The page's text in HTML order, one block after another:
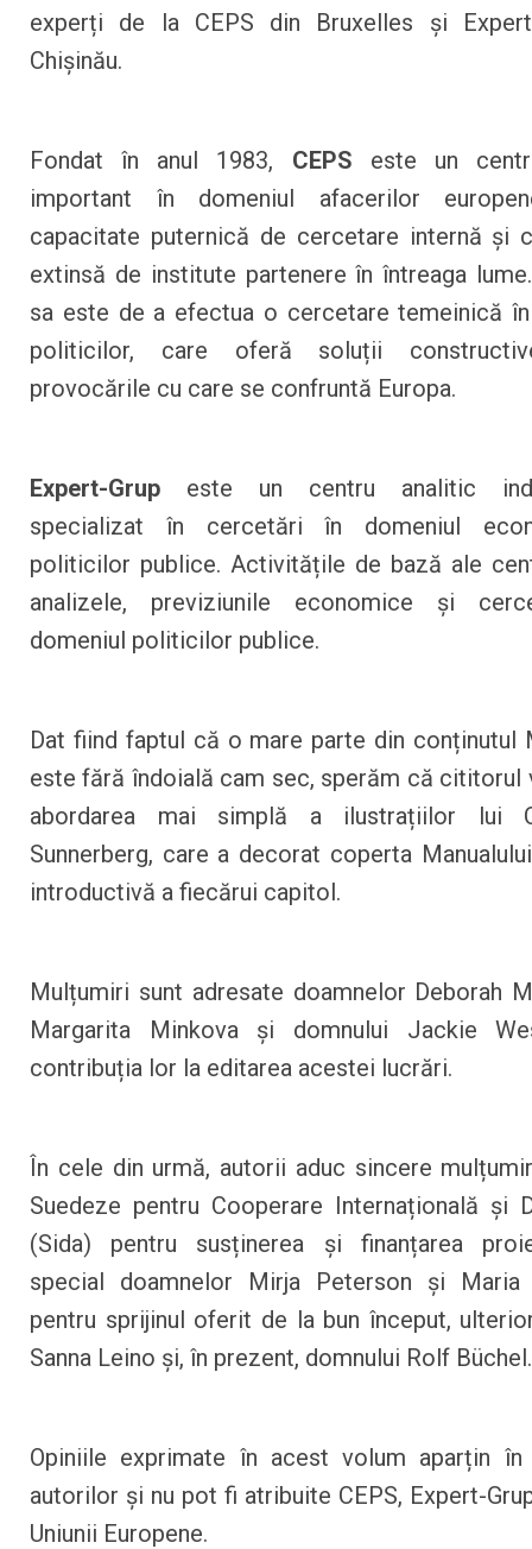
experți de la CEPS din Bruxelles și
Chișinău.
Fondat în anul 1983, CEPS este un
important în domeniul afacerilor
capacitate puternică de cercetare internă și
extinsă de institute partenere în întreaga
sa este de a efectua o cercetare temeinică
politicilor, care oferă soluții
provocările cu care se confruntă Europa.
Expert-Grup este un centru analitic
specializat în cercetări în domeniul
politicilor publice. Activitățile de bază ale
analizele, previziunile economice și
domeniul politicilor publice.
Dat fiind faptul că o mare parte din conținutul
este fără îndoială cam sec, sperăm că cititorul
abordarea mai simplă a ilustrațiilor lui
Sunnerberg, care a decorat coperta
introductivă a fiecărui capitol.
Mulțumiri sunt adresate doamnelor Deborah
Margarita Minkova și domnului Jackie
contribuția lor la editarea acestei lucrări.
În cele din urmă, autorii aduc sincere
Suedeze pentru Cooperare Internațională și
(Sida) pentru susținerea și finanțarea
special doamnelor Mirja Peterson și Maria
pentru sprijinul oferit de la bun început,
Sanna Leino și, în prezent, domnului Rolf Büchel.
Opiniile exprimate în acest volum aparțin în
autorilor și nu pot fi atribuite CEPS, Expert-
Uniunii Europene.